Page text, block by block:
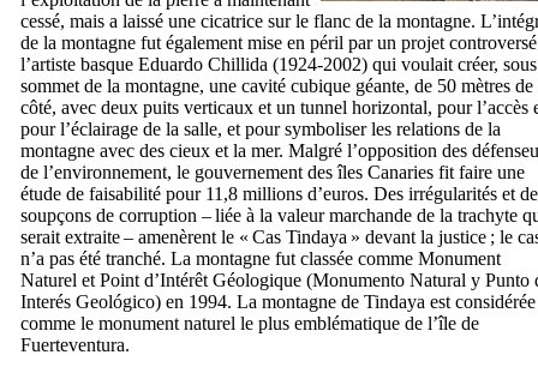
cessé, mais a laissé une cicatrice sur le flanc de la montagne.
de la montagne fut également mise en péril par un projet
l’artiste basque Eduardo Chillida (1924-2002) qui voulait créer,
sommet de la montagne, une cavité cubique géante, de 50 mètres de
côté, avec deux puits verticaux et un tunnel horizontal, pour l’accès
pour l’éclairage de la salle, et pour symboliser les relations de la
montagne avec des cieux et la mer. Malgré l’opposition des
de l’environnement, le gouvernement des îles Canaries fit faire une
étude de faisabilité pour 11,8 millions d’euros. Des irrégularités et
soupçons de corruption – liée à la valeur marchande de la trachyte
serait extraite – amenèrent le « Cas Tindaya » devant la justice ; le
n’a pas été tranché. La montagne fut classée comme Monument
Naturel et Point d’Intérêt Géologique (Monumento Natural y Punto
Interés Geológico) en 1994. La montagne de Tindaya est considérée
comme le monument naturel le plus emblématique de l’île de
Fuerteventura.